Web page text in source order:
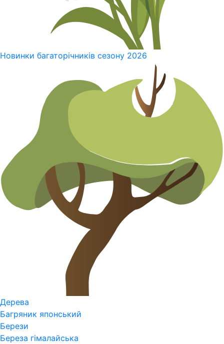
Новинки багаторічників сезону 2026
Дерева
Багряник японський
Берези
Береза гімалайська